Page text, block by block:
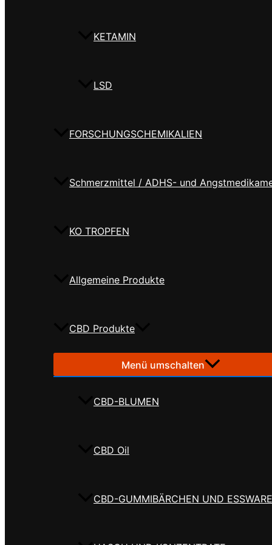
KETAMIN
LSD
FORSCHUNGSCHEMIKALIEN
Schmerzmittel / ADHS- und
KO TROPFEN
Allgemeine Produkte
CBD Produkte
Menü umschalten
CBD-BLUMEN
CBD Oil
CBD-GUMMIBÄRCHEN UND